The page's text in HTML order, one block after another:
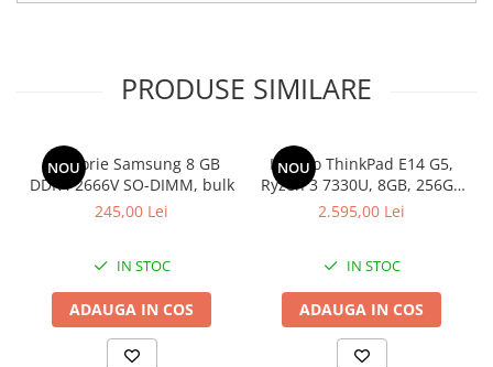
SISTEM DE OPERARE - Windows 10 Pro
PRODUSE SIMILARE
NOU
Memorie Samsung 8 GB
DDR4 2666V SO-DIMM, bulk
245,00 Lei
IN STOC
ADAUGA IN COS
NOU
Lenovo ThinkPad E14 G5,
Ryzen 3 7330U, 8GB, 256GB
SSD, Win 11 Pro
2.595,00 Lei
IN STOC
ADAUGA IN COS